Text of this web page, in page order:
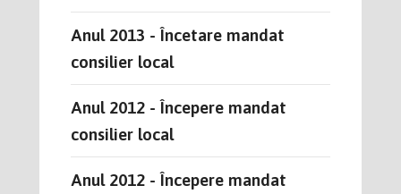
Anul 2013 - Încetare mandat
consilier local
Anul 2012 - Începere mandat
consilier local
Anul 2012 - Începere mandat